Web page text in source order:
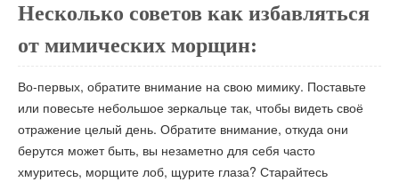
Несколько советов как избавляться
от мимических морщин:
Во-первых, обратите внимание на свою мимику. Поставьте
или повесьте небольшое зеркальце так, чтобы видеть своё
отражение целый день. Обратите внимание, откуда они
берутся может быть, вы незаметно для себя часто
хмуритесь, морщите лоб, щурите глаза? Старайтесь